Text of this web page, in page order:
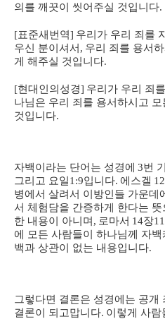
의를 깨끗이 씻어주실 것입니다.
[표준새번역] 우리가 우리 죄를
우신 분이셔서 , 우리 죄를 용서
게 해주실 것입니다.
[현대인의성경] 우리가 우리 죄
나님은 우리 죄를 용서하시고
것입니다.
자백이라는 단어는 성경에 3번
그리고 요일1:9입니다. 에스겔
병에서 살려서 이방인들 가운데
서 체험담을 간증하게 한다는
한 내용이 아니며 , 로마서 14장11
에 모든 사람들이 하나님께 자
백과 상관이 없는 내용입니다.
그렇다면 결론은 성경에는 공개
결론이 되고맙니다. 이렇게 사람